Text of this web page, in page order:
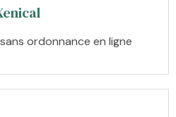
ordonnance en ligne